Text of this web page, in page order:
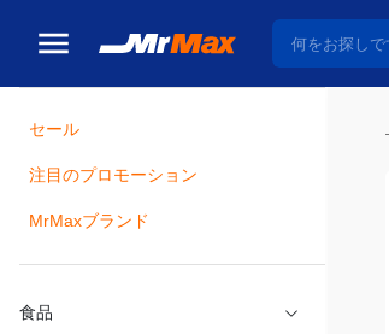
セール
注目のプロモーション
MrMaxブランド
食品